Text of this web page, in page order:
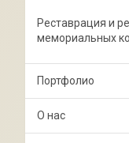
Реставрация и
мемориальных
Портфолио
О нас